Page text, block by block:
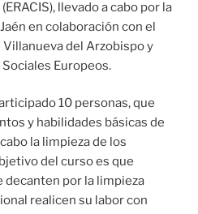
llevado a cabo por la
en colaboración con el
del Arzobispo y
Europeos.
10 personas, que
y habilidades básicas de
la limpieza de los
del curso es que
decanten por la limpieza
realicen su labor con